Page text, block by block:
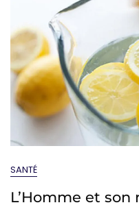
SANTÉ
L’Homme et